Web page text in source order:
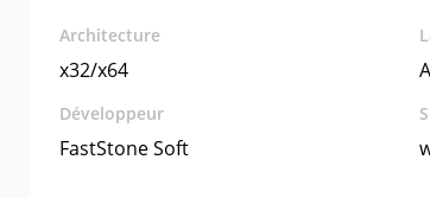
Architecture
x32/x64
Développeur
FastStone Soft